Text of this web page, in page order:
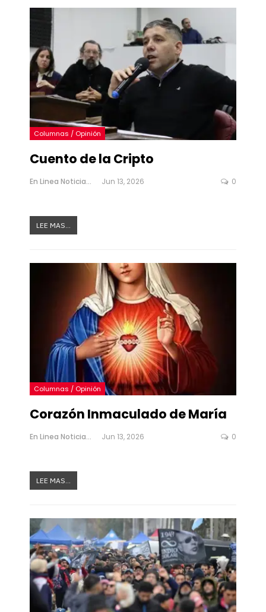
Columnas / Opinión
Cuento de la Cripto
En Linea Noticias Jun 13, 2026 0
LEE MAS...
Columnas / Opinión
Corazón Inmaculado de María
En Linea Noticias Jun 13, 2026 0
LEE MAS...